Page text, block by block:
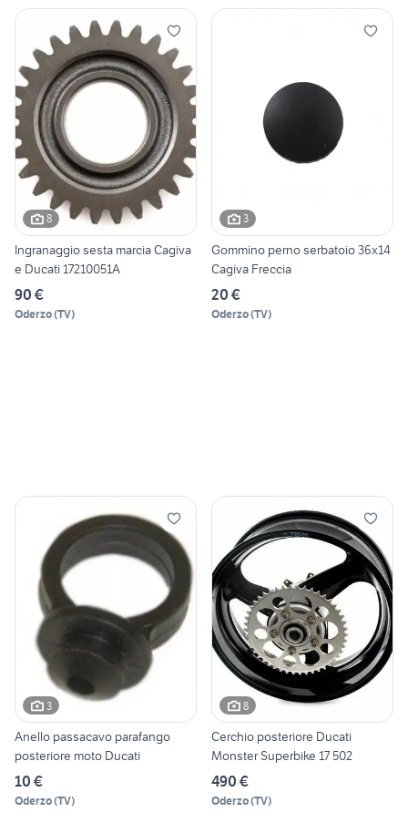
8
Ingranaggio sesta marcia Cagiva
e Ducati 17210051A
90 €
Oderzo(TV)
3
Gommino perno serbatoio 36x14
Cagiva Freccia
20 €
Oderzo(TV)
3
Anello passacavo parafango
posteriore moto Ducati
10 €
Oderzo(TV)
8
Cerchio posteriore Ducati
Monster Superbike 17 502
490 €
Oderzo(TV)